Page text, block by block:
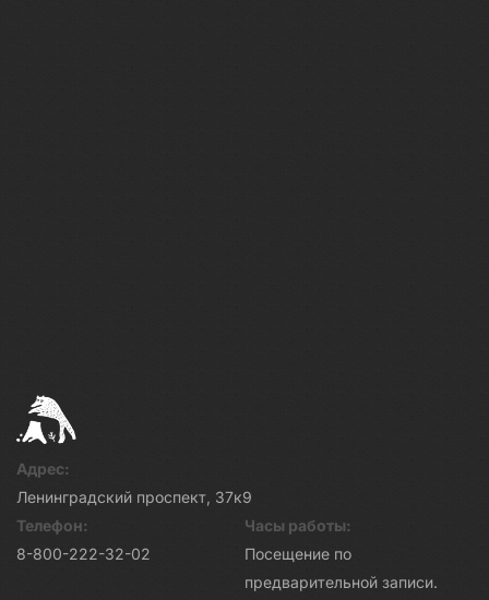
Адрес:
Ленинградский проспект, 37к9
Телефон:
8-800-222-32-02
Часы работы:
Посещение по
предварительной записи.